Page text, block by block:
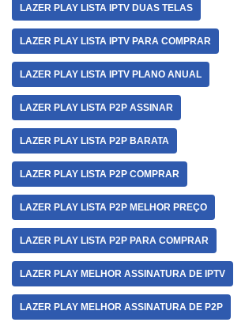
LAZER PLAY LISTA IPTV DUAS TELAS
LAZER PLAY LISTA IPTV PARA COMPRAR
LAZER PLAY LISTA IPTV PLANO ANUAL
LAZER PLAY LISTA P2P ASSINAR
LAZER PLAY LISTA P2P BARATA
LAZER PLAY LISTA P2P COMPRAR
LAZER PLAY LISTA P2P MELHOR PREÇO
LAZER PLAY LISTA P2P PARA COMPRAR
LAZER PLAY MELHOR ASSINATURA DE IPTV
LAZER PLAY MELHOR ASSINATURA DE P2P